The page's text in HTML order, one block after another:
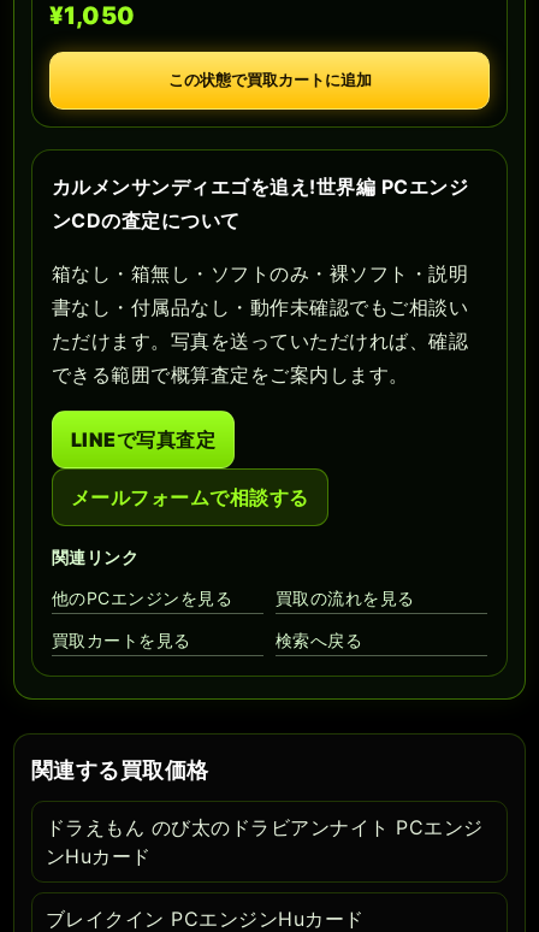
¥1,050
この状態で買取カートに追加
カルメンサンディエゴを追え!世界編 PCエンジ
ンCDの査定について
箱なし・箱無し・ソフトのみ・裸ソフト・説明
書なし・付属品なし・動作未確認でもご相談い
ただけます。写真を送っていただければ、確認
できる範囲で概算査定をご案内します。
LINEで写真査定
メールフォームで相談する
関連リンク
他のPCエンジンを見る
買取の流れを見る
買取カートを見る 検索へ戻る
関連する買取価格
ドラえもん のび太のドラビアンナイト PCエンジ
ンHuカード
ブレイクイン PCエンジンHuカード